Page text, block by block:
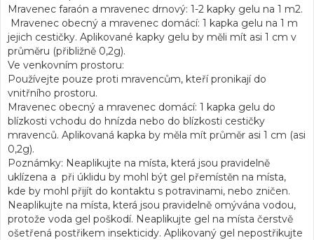
Mravenec faraón a mravenec drnový: 1-2 kapky gelu na 1 m2.
Mravenec obecný a mravenec domácí: 1 kapka gelu na 1 m
jejich cestičky. Aplikované kapky gelu by měli mít asi 1 cm v
průměru (přibližně 0,2g).
Ve venkovním prostoru:
Používejte pouze proti mravencům, kteří pronikají do
vnitřního prostoru.
Mravenec obecný a mravenec domácí: 1 kapka gelu do
blízkosti vchodu do hnízda nebo do blízkosti cestičky
mravenců. Aplikovaná kapka by měla mít průměr asi 1 cm (asi
0,2g).
Poznámky: Neaplikujte na místa, která jsou pravidelně
uklízena a při úklidu by mohl být gel přemístěn na místa,
kde by mohl přijít do kontaktu s potravinami, nebo zničen.
Neaplikujte na místa, která jsou pravidelně omývána vodou,
protože voda gel poškodí. Neaplikujte gel na místa čerstvě
ošetřená postřikem insekticidy. Aplikovaný gel nepostřikujte